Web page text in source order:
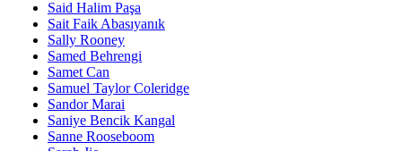
Said Halim Paşa
Sait Faik Abasıyanık
Sally Rooney
Samed Behrengi
Samet Can
Samuel Taylor Coleridge
Sandor Marai
Saniye Bencik Kangal
Sanne Rooseboom